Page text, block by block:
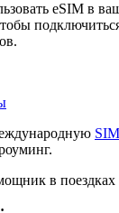
eSIM в
в поездках